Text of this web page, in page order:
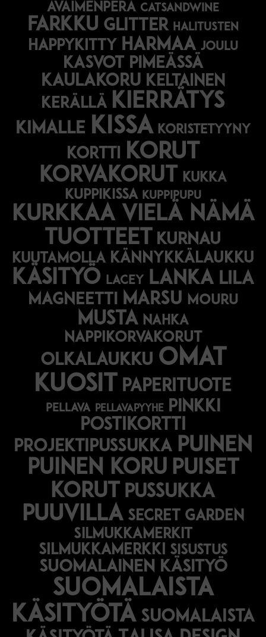
avaimenperä catsandwine
farkku glitter halitusten
happykitty harmaa joulu
Kasvot pimeässä
kaulakoru keltainen
kerällä kierrätys
kimalle kissa koristetyyny
kortti korut
korvakorut
kukka
kuppikissa kuppipupu
Kurkkaa vielä nämä
tuotteet kurnau
kuutamolla kännykkälaukku
käsityö lacey lanka lila
magneetti marsu mouru
musta nahka
nappikorvakorut
olkalaukku omat
kuosit
paperituote
pellava pellavapyyhe pinkki
postikortti
projektipussukka puinen
puinen koru puiset
korut pussukka
puuvilla secret garden
silmukkamerkit
silmukkamerkki sisustus
suomalainen käsityö
suomalaista
käsityötä suomalaista